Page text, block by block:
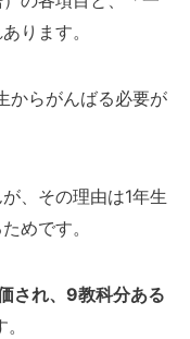
ります。
からがんばる必要が
、その理由は1年生
めです。
され、9教科分ある